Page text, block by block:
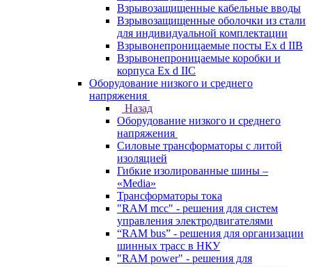
Взрывозащищенные кабельные вводы
Взрывозащищенные оболочки из стали
для индивидуальной комплектации
Взрывонепроницаемые посты Ex d IIB
Взрывонепроницаемые коробки и
корпуса Ex d IIС
Оборудование низкого и среднего
напряжения
Назад
Оборудование низкого и среднего
напряжения
Силовые трансформаторы с литой
изоляцией
Гибкие изолированные шины –
«Media»
Трансформаторы тока
"RAM mcc" - решения для систем
управления электродвигателями
“RAM bus” - решения для организации
шинных трасс в НКУ
"RAM power" - решения для